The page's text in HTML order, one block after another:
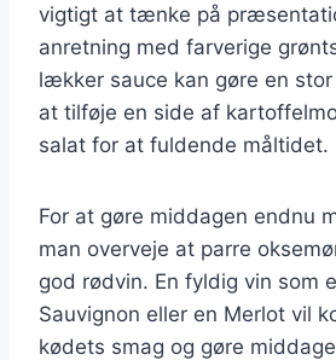
vigtigt at tænke på
anretning med farverige
lækker sauce kan gøre en
at tilføje en side af
salat for at fuldende måltidet.
For at gøre middagen endnu
man overveje at parre
god rødvin. En fyldig vin som
Sauvignon eller en Merlot vil
kødets smag og gøre